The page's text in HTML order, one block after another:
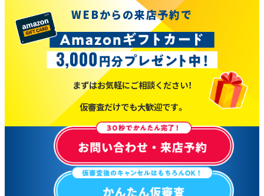
WEBからの来店予約で
まずはお気軽にご相談ください！
仮審査だけでも大歓迎です。